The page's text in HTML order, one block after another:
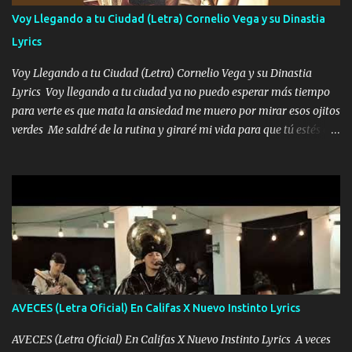
contéstame la llamada pa dedicarte unas bonitas palabras así
borracho me animo a decirte todo y puedo describirlo mucho que
me encantes Decirte que me siento muy feliz y emocionado por
tenerte aquí espero que quiera...
Voy Llegando a tu Ciudad (Letra) Cornelio Vega y su Dinastia
Lyrics
Voy Llegando a tu Ciudad (Letra) Cornelio Vega y su Dinastia
Lyrics Voy llegando a tu ciudad ya no puedo esperar más tiempo
para verte es que mata la ansiedad me muero por mirar esos ojitos
verdes Me saldré de la rutina y giraré mi vida para que tú estés en
solo yo tendre el candado 🔒 del amor ❤️ Música Mil y un besos
para dar ya estando en tu ciudad no habrá quien lo detenga si las
copas van de más vayamos a un lugar y cerremos las puertas
Entre alcohol y besos se va incrementado el Fuego en esa
habitación ya no mires más el reloj Única por donde vas me curas
tú mi mal moviendo tu silueta no hay otra que te sea igual te ves
tan especial por eso es que me tientas Aquí estoy no dejaré que se
te acerque nadie porque solo yo tendre el candado 🔒 del a...
AVECES (Letra Oficial) En Califas X Nuevo Instinto Lyrics
AVECES (Letra Oficial) En Califas X Nuevo Instinto Lyrics A veces